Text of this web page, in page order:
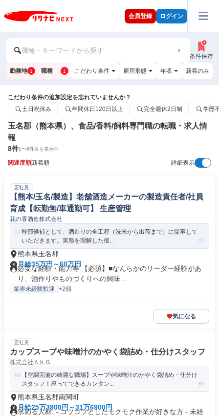
会員登録 ログイン
職種・キーワードから探す
条件保存
勤務地 1 職種 1 こだわり条件 雇用形態 年収 新着のみ
こだわり条件の追加設定を忘れていませんか？
土日祝休み
年間休日120日以上 完全週休2日制 学歴
玉名郡（熊本県）、食品/香料/飼料専門職の転職・求人情
報
8件1〜8件目を表示中
関連度順新着順 詳細表示
正社員
【熊本/玉名/製造】老舗酒造メーカーの製造責任者/社員
育成【転勤無/車通勤可】 生産管理
花の香酒造株式会社
幹部候補として、酒造りの全工程（洗米から出荷まで）に従事して
いただきます。実務を理解した後...
熊本県玉名郡
月給35万円～60万円
必要な経験・能力等 【必須】■なんらかのリーダー経験があ
り、酒作りやものづくりへの興味...
業界未経験歓迎 +2個
気になる
正社員
カップスープや味噌汁のかやく袋詰め・仕分けスタッフ
株式会社ＡＫＧ
【空調完備の綺麗な職場】スープや味噌汁のかやく袋詰め・仕分け
スタッフ！座ってできるカンタン...
熊本県玉名郡南関町
月給25万3900円～31万6900円
求める人材: - コツコツとしたモクモク作業が好きな方 - 未経